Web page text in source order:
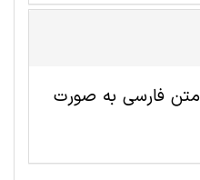
برق شامل 9 صفحه انگلیسی به صورت پی دی اف و 20 صفحه متن فارسی به صورت